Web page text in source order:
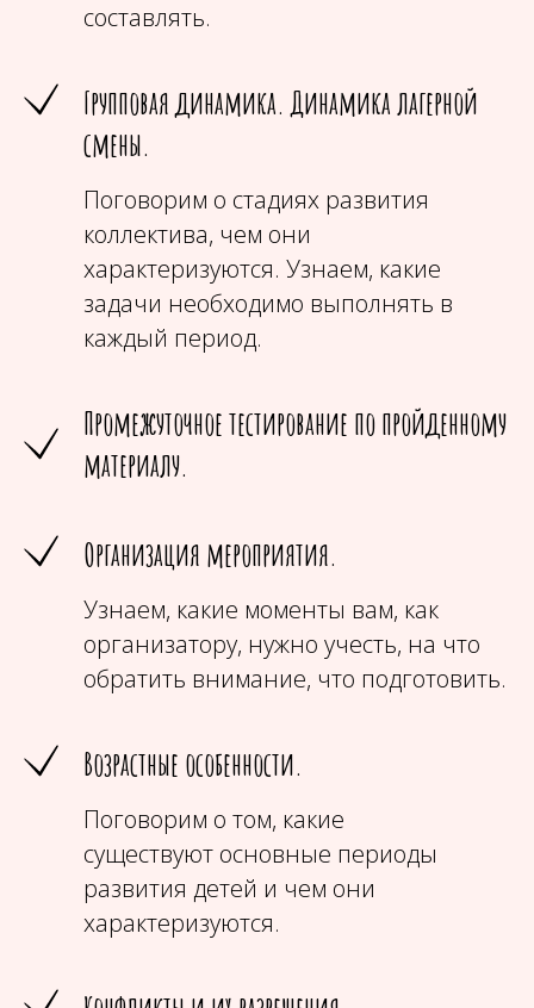
составлять.
Групповая динамика. Динамика лагерной
смены.
Поговорим о стадиях развития
коллектива, чем они
характеризуются. Узнаем, какие
задачи необходимо выполнять в
каждый период.
Промежуточное тестирование по пройденному
материалу.
Организация мероприятия.
Узнаем, какие моменты вам, как
организатору, нужно учесть, на что
обратить внимание, что подготовить.
Возрастные особенности.
Поговорим о том, какие
существуют основные периоды
развития детей и чем они
характеризуются.